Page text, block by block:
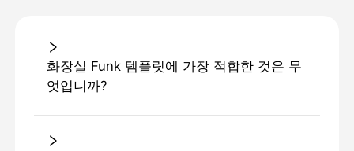
화장실 Funk 템플릿에 가장 적합한 것은 무
엇입니까?